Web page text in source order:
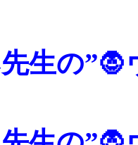
生の”🧛